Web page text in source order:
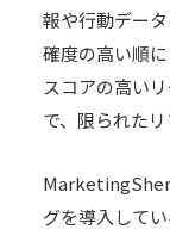
報や行動デー
確度の高い順
スコアの高い
で、限られた
グを導入して